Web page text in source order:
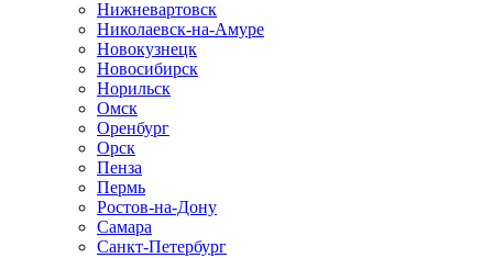
Нижневартовск
Николаевск-на-Амуре
Новокузнецк
Новосибирск
Норильск
Омск
Оренбург
Орск
Пенза
Пермь
Ростов-на-Дону
Самара
Санкт-Петербург